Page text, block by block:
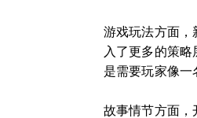
游戏玩法方面，
入了更多的策
是需要玩家像一
故事情节方面，